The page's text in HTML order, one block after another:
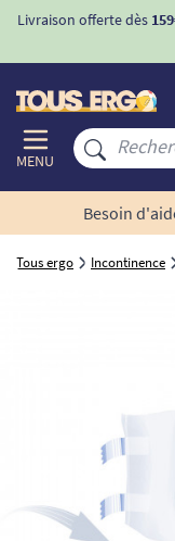
Livraison offerte dès
MENU
Besoin
Tous ergo Incontinence